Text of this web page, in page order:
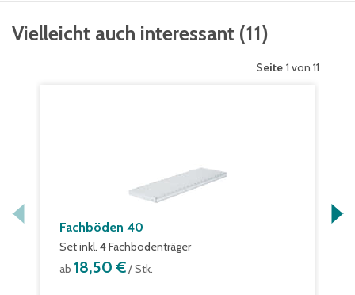
Vielleicht auch interessant (11)
Seite 1 von 11
Fachböden 40
Set inkl. 4 Fachbodenträger
ab 18,50 €/ Stk.